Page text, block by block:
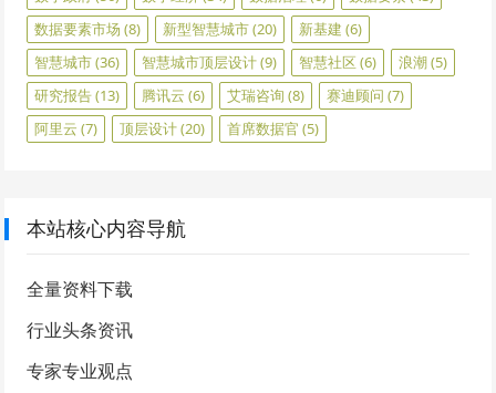
数据要素市场 (8) 新型智慧城市(20) 新基建 (6)
智慧城市(36) 智慧城市顶层设计(9) 智慧社区 (6) 浪潮(5)
研究报告(13) 腾讯云 (6) 艾瑞咨询 (8) 赛迪顾问 (7)
阿里云 (7) 顶层设计(20) 首席数据官 (5)
本站核心内容导航
全量资料下载
行业头条资讯
专家专业观点